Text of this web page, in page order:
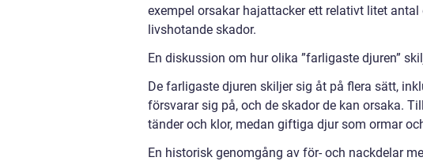
exempel orsakar hajattacker ett relativt litet
livshotande skador.
En diskussion om hur olika ”farligaste djuren”
De farligaste djuren skiljer sig åt på flera sätt,
försvarar sig på, och de skador de kan orsaka.
tänder och klor, medan giftiga djur som ormar
En historisk genomgång av för- och nackdelar